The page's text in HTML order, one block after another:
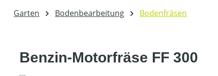
Garten Bodenbearbeitung Bodenfräsen
Benzin-Motorfräse FF 300